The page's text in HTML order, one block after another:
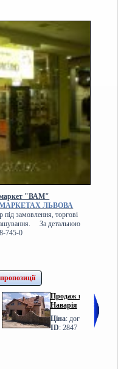
"ВАМ"
ЛЬВОВА
під замовлення, торгові
За детальною
745-0
Продаж котеджу у с.
Наварія
Ціна: договірна
ID: 2847